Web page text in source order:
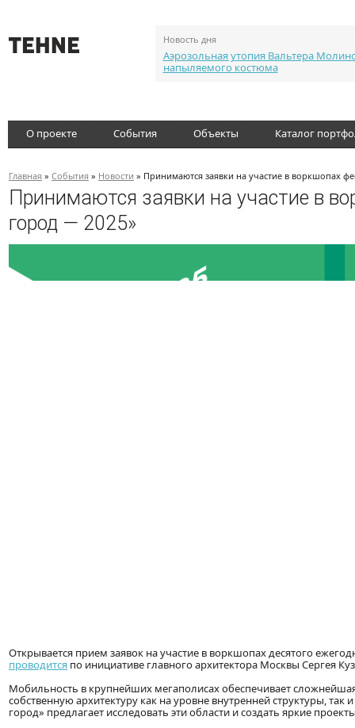
Новость дня
Аэрозольная утопия Вальтера
напыляемого костюма
О проекте События Объекты Каталог
Главная » События » Новости » Принимаются заявки на участие в воркшопах
Принимаются заявки на участие в
город — 2025»
Открывается прием заявок на участие в воркшопах десятого
проводится по инициативе главного архитектора Москвы Сергея
Мобильность в крупнейших мегаполисах обеспечивает
собственную архитектуру как на уровне внутренней структуры,
город» предлагает исследовать эти области и создать яркие